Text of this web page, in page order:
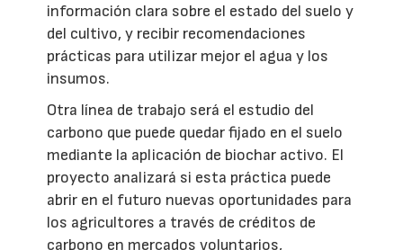
información clara sobre el estado del suelo y
del cultivo, y recibir recomendaciones
prácticas para utilizar mejor el agua y los
insumos.
Otra línea de trabajo será el estudio del
carbono que puede quedar fijado en el suelo
mediante la aplicación de biochar activo. El
proyecto analizará si esta práctica puede
abrir en el futuro nuevas oportunidades para
los agricultores a través de créditos de
carbono en mercados voluntarios,